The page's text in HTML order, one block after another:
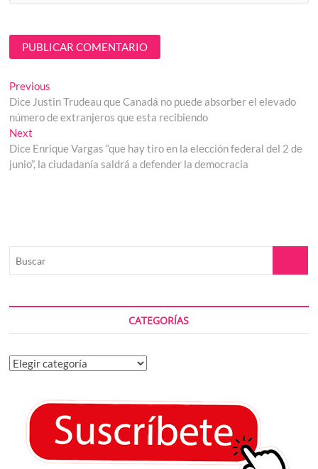
Navegación
de
entradas
Previous
post:
Dice Justin Trudeau que Canadá no puede absorber el elevado
número de extranjeros que esta recibiendo
Next
post:
Dice Enrique Vargas “que hay tiro en la elección federal del 2 de
junio”, la ciudadanía saldrá a defender la democracia
CATEGORÍAS
Categorías